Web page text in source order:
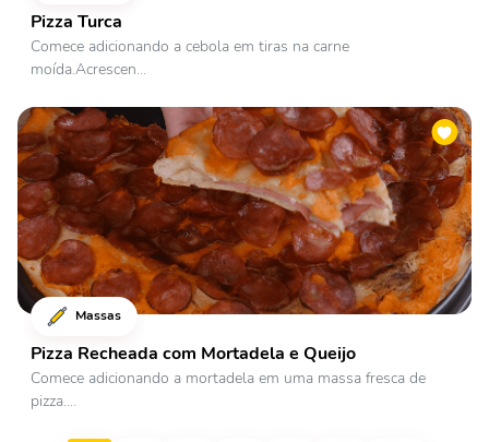
Pizza Turca
Comece adicionando a cebola em tiras na carne
moída.Acrescen...
Massas
Pizza Recheada com Mortadela e Queijo
Comece adicionando a mortadela em uma massa fresca de
pizza....